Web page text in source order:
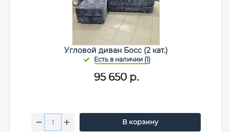
Угловой диван Босс (2 кат.)
95 650р.
В корзину